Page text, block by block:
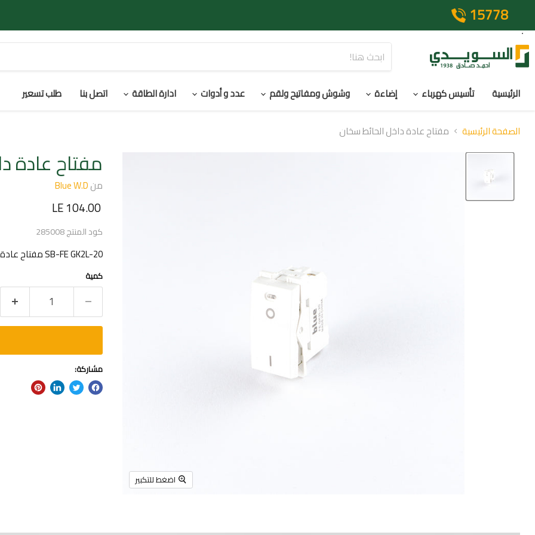
15778
الرئيسية تأسيس كهرباء إضاءة وشوش ومفاتيح ولقم عدد و أدوات ادارة الطاقة اتصل بنا طلب تسعير
الصفحة الرئيسية مفتاح عادة داخل الحائط سخان
اضغط للتكبير
مفتاح عادة
منBlue W.D
السعر الحالي
LE 104.00
كود المنتج285008
SB-FE GK2L-20 مفتاح عادة 20 أمبير للسخان - أبيض
كمية
مشاركة: